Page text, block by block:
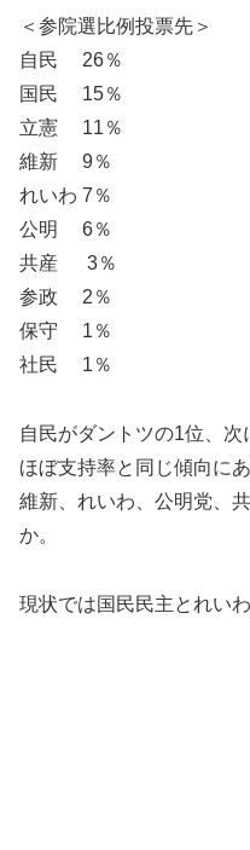
＜参院選比例投票先＞
自民 26％
国民 15％
立憲 11％
維新 9％
れいわ 7％
公明 6％
共産 3％
参政 2％
保守 1％
社民 1％
自民がダントツの1位、次
ほぼ支持率と同じ傾向に
維新、れいわ、公明党、
か。
現状では国民民主とれい